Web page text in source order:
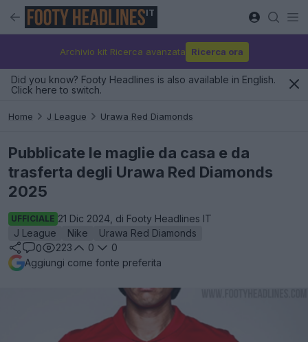
IT
Archivio kit Ricerca avanzata Ricerca ora
Did you know? Footy Headlines is also available in English.
Click here to switch.
Home J League Urawa Red Diamonds
Pubblicate le maglie da casa e da
trasferta degli Urawa Red Diamonds
2025
UFFICIALE 21 Dic 2024, di Footy Headlines IT
J League
Nike
Urawa Red Diamonds
0
223 0
0
Aggiungi come fonte preferita